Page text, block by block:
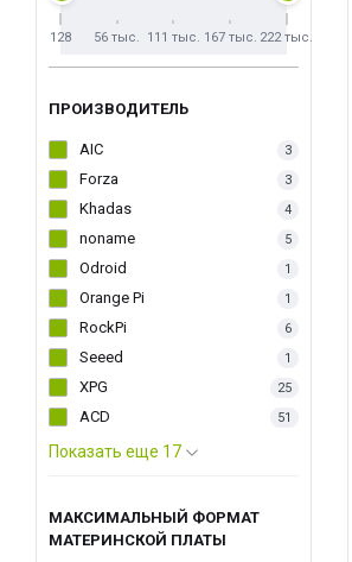
128 56 тыс. 111 тыс. 167 тыс. 222 тыс.
ПРОИЗВОДИТЕЛЬ
AIC 3
Forza 3
Khadas 4
noname 5
Odroid 1
Orange Pi 1
RockPi 6
Seeed 1
XPG 25
ACD 51
Показать еще 17
МАКСИМАЛЬНЫЙ ФОРМАТ
МАТЕРИНСКОЙ ПЛАТЫ